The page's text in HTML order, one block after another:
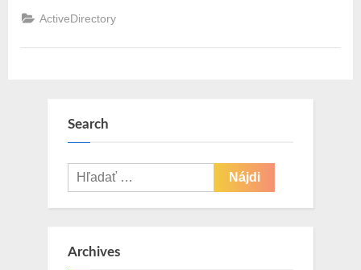
server”
ActiveDirectory
Search
Hľadať:
Archives